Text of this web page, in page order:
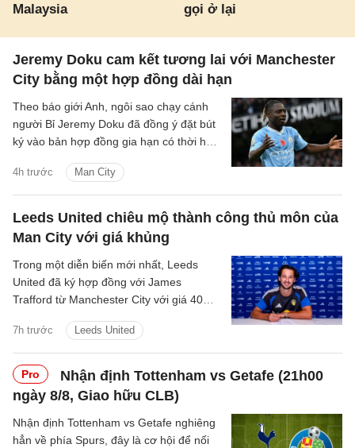
Malaysia
gọi ở lại
Jeremy Doku cam kết tương lai với Manchester
City bằng một hợp đồng dài hạn
4h trước Man City
Theo báo giới Anh, ngôi sao chạy cánh
người Bỉ Jeremy Doku đã đồng ý đặt bút
ký vào bản hợp đồng gia hạn có thời hạn
Leeds United chiêu mộ thành công thủ môn của
Man City với giá khủng
7h trước Leeds United
Trong một diễn biến mới nhất, Leeds
United đã ký hợp đồng với James
Trafford từ Manchester City với giá 40
sung.
Pro
Nhận định Tottenham vs Getafe (21h00
ngày 8/8, Giao hữu CLB)
Nhận định Tottenham vs Getafe nghiêng
hẳn về phía Spurs, đây là cơ hội để nối